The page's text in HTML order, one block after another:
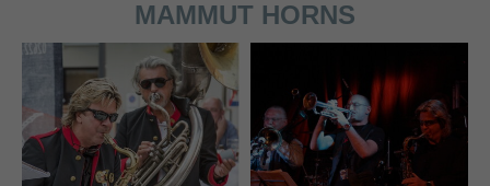
MAMMUT HORNS